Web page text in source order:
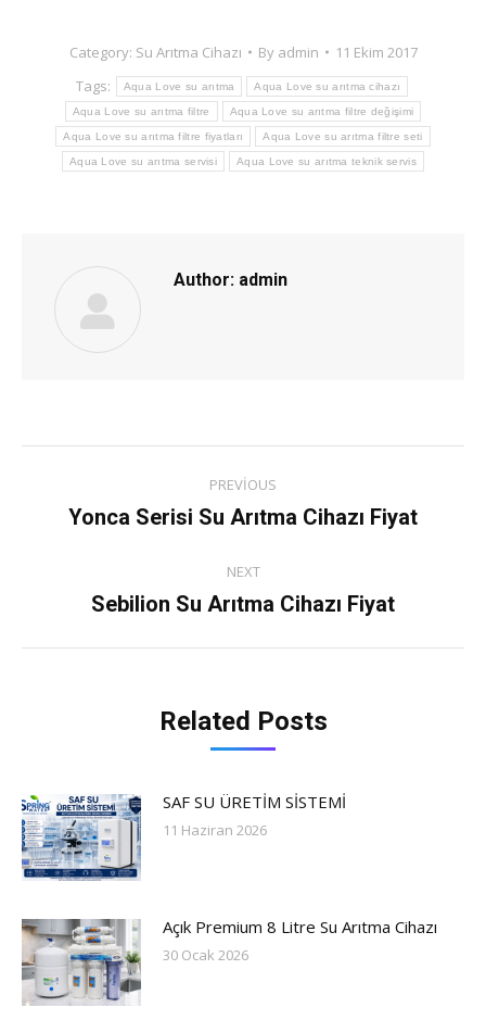
Category: Su Arıtma Cihazı By admin
11 Ekim 2017
Tags:
Aqua Love su arıtma Aqua Love su arıtma cihazı
Aqua Love su arıtma filtre Aqua Love su arıtma filtre değişimi
Aqua Love su arıtma filtre fiyatları Aqua Love su arıtma filtre seti
Aqua Love su arıtma servisi Aqua Love su arıtma teknik servis
Author: admin
navigation
PREVIOUS
Previous
Yonca Serisi Su Arıtma Cihazı Fiyat
NEXT
Next
Sebilion Su Arıtma Cihazı Fiyat
Related Posts
SAF SU ÜRETİM SİSTEMİ
11 Haziran 2026
Açık Premium 8 Litre Su Arıtma Cihazı
30 Ocak 2026